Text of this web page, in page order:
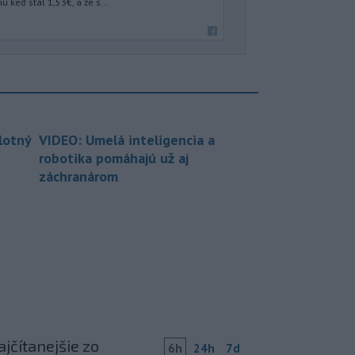
VIDEO: Umelá inteligencia a
robotika pomáhajú už aj
záchranárom
zo
6h 24h 7d